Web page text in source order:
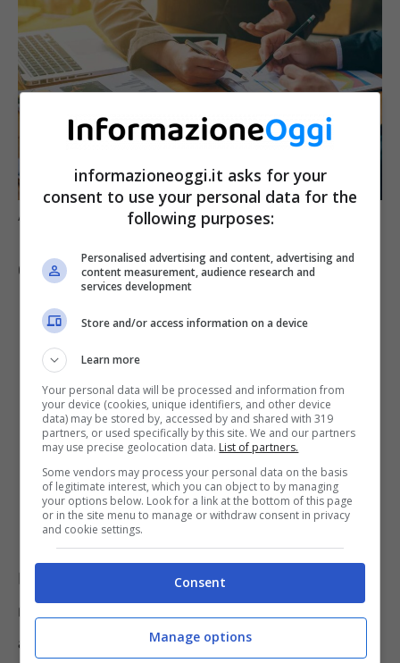
Aiuti alle imprese – Informazioneoggi.it
Gli aiuti per il 2024 sono:
Nuova Sabatini;
Resto al Sud;
Fondo PMI creative;
Bonus ristoranti, pasticcerie e
gelaterie;
Bonus Energia imprese;
Agevolazioni Green News Deal Italia.
L’accesso ai contributi a fondo perduto è
riconosciuto solo ad alcune categorie di
attività imprenditoriali che rispettano una
informazioneoggi.it asks for your
consent to use your personal data for the
following purposes:
Personalised advertising and content, advertising and
content measurement, audience research and
services development
Store and/or access information on a device
Learn more
Your personal data will be processed and information from
your device (cookies, unique identifiers, and other device
data) may be stored by, accessed by and shared with 319
partners, or used specifically by this site. We and our partners
may use precise geolocation data. List of partners.
Some vendors may process your personal data on the basis
of legitimate interest, which you can object to by managing
your options below. Look for a link at the bottom of this page
or in the site menu to manage or withdraw consent in privacy
and cookie settings.
Consent
Manage options